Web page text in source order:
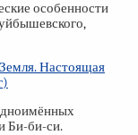
особенности
Настоящая
Би-би-си.